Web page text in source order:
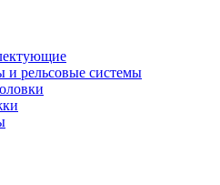
и рельсовые системы